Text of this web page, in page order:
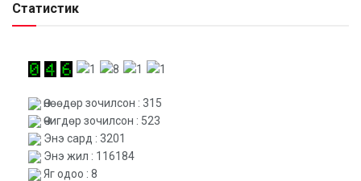
Статистик
Өнөөдөр зочилсон : 315
Өчигдөр зочилсон : 523
Энэ сард : 3201
Энэ жил : 116184
Яг одоо : 8